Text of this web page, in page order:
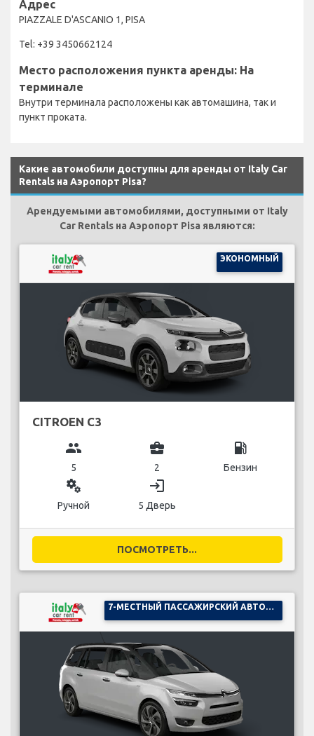
Адрес
PIAZZALE D'ASCANIO 1, PISA
Tel: +39 3450662124
Место расположения пункта аренды: На
терминале
Внутри терминала расположены как автомашина, так и
пункт проката.
Какие автомобили доступны для аренды от Italy Car
Rentals на Аэропорт Pisa?
Арендуемыми автомобилями, доступными от Italy
Car Rentals на Аэропорт Pisa являются:
ЭКОНОМНЫЙ
CITROEN C3
group
5
business_center
2
local_gas_station
Бензин
miscellaneous_services
Ручной
login
5 Дверь
ПОСМОТРЕТЬ...